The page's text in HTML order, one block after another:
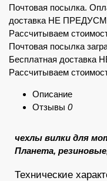
Почтовая посылка.
доставка НЕ
Рассчитываем
Почтовая посылка
Бесплатная
Рассчитываем
Описание
Отзывы 0
чехлы вилки для
Планета,
Технические